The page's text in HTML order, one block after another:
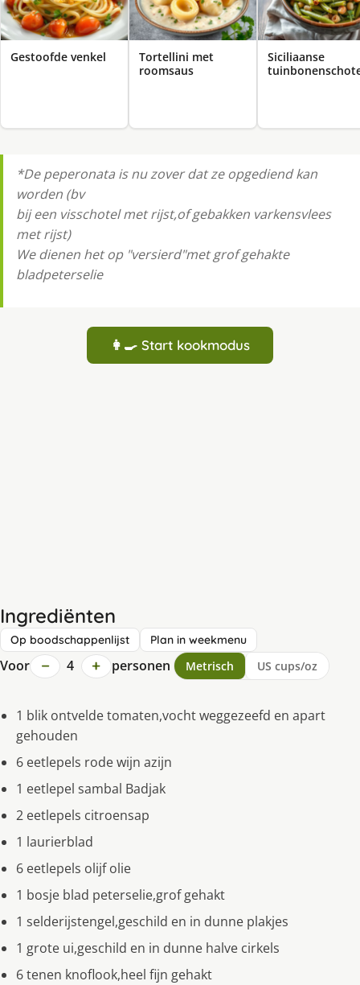
Gestoofde venkel
Tortellini met
roomsaus
Siciliaanse
*De peperonata is nu zover dat ze opgediend kan
worden (bv
bij een visschotel met rijst,of gebakken varkensvlees
met rijst)
We dienen het op "versierd"met grof gehakte
bladpeterselie
👩‍🍳 Start kookmodus
Ingrediënten
Op boodschappenlijst Plan in weekmenu
Voor − 4 + personen Metrisch US cups/oz
1 blik ontvelde tomaten,vocht weggezeefd en apart
gehouden
6 eetlepels rode wijn azijn
1 eetlepel sambal Badjak
2 eetlepels citroensap
1 laurierblad
6 eetlepels olijf olie
1 bosje blad peterselie,grof gehakt
1 selderijstengel,geschild en in dunne plakjes
1 grote ui,geschild en in dunne halve cirkels
6 tenen knoflook,heel fijn gehakt